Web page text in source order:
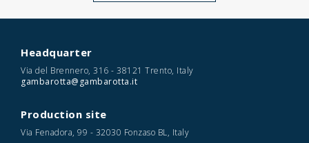
Headquarter
Via del Brennero, 316 - 38121 Trento, Italy
gambarotta@gambarotta.it
Production site
Via Fenadora, 99 - 32030 Fonzaso BL, Italy